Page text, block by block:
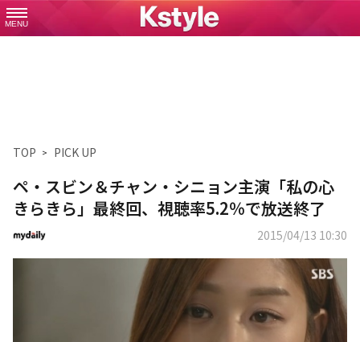
MENU
TOP PICK UP
ペ・スビン＆チャン・シニョン主演「私の心
きらきら」最終回、視聴率5.2％で放送終了
2015/04/13 10:30